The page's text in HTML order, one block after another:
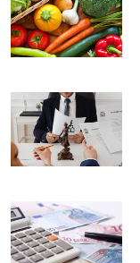
Aumenti pensione vicini
Tuttavia, esiste
raggiunto l’età di
di contributi può
beneficiare della
premia chi ha una